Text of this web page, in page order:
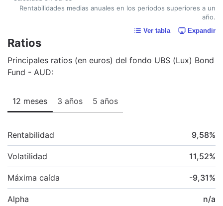
Rentabilidades medias anuales en los periodos superiores a un
año.
Ver tabla Expandir
Ratios
Principales ratios (en euros) del fondo UBS (Lux) Bond
Fund - AUD:
12 meses 3 años 5 años
Rentabilidad 9,58%
Volatilidad 11,52%
Máxima caída -9,31%
Alpha n/a